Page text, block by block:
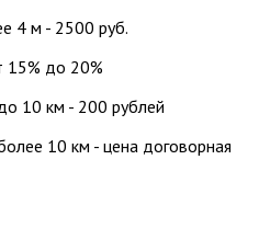
4 м - 2500 руб.
15% до 20%
10 км - 200 рублей
10 км - цена договорная